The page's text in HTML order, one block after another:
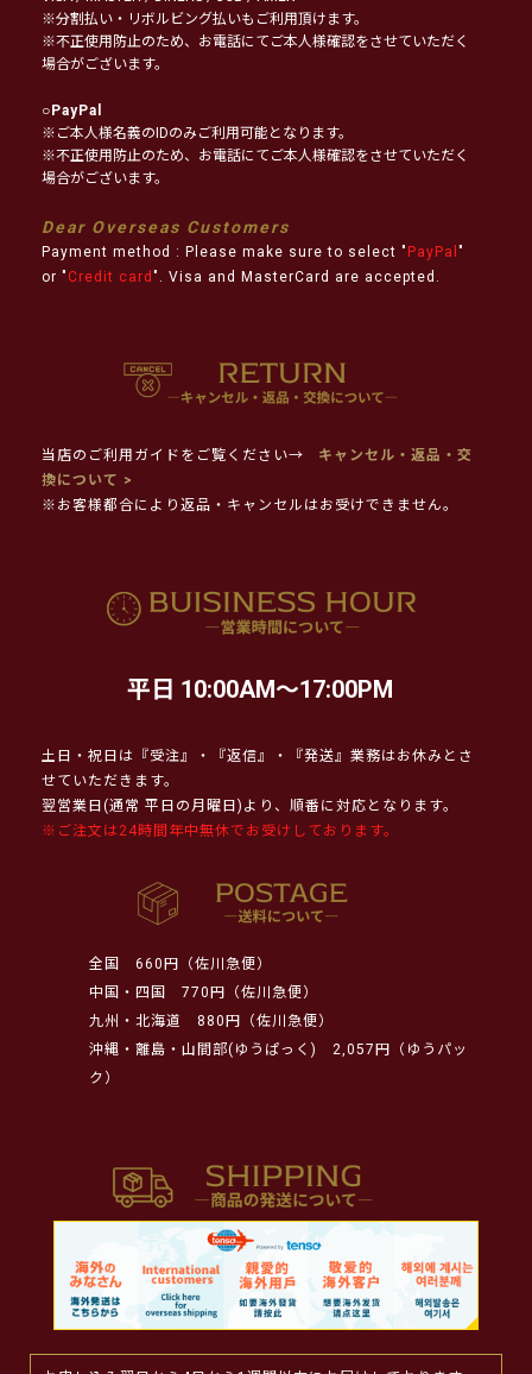
※分割払い・リボルビング払いもご利用頂けます。
※不正使用防止のため、お電話にてご本人様確認をさせていただく
場合がございます。
○PayPal
※ご本人様名義のIDのみご利用可能となります。
※不正使用防止のため、お電話にてご本人様確認をさせていただく
場合がございます。
Dear Overseas Customers
Payment method : Please make sure to select " PayPal "
or " Credit card ". Visa and MasterCard are accepted.
当店のご利用ガイドをご覧ください→
キャンセル・返品・交
換について >
※お客様都合により返品・キャンセルはお受けできません。
平日 10:00AM～17:00PM
土日・祝日は『受注』・『返信』・『発送』業務はお休みとさ
せていただきます。
翌営業日(通常 平日の月曜日)より、順番に対応となります。
※ご注文は24時間年中無休でお受けしております。
全国
660円（佐川急便）
中国・四国
770円（佐川急便）
九州・北海道
880円（佐川急便）
沖縄・離島・山間部(ゆうぱっく)
2,057円（ゆうパッ
ク）